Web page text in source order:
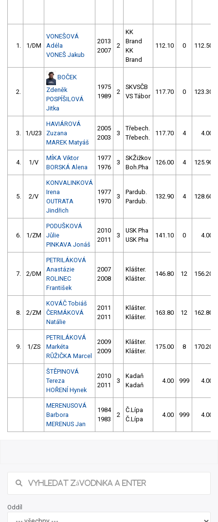
1. 1/DM
VONEŠOVÁ
Adéla
VONEŠ Jakub
2013
2007
2
KK
Brand
KK
Brand
112.10 0 112.50
2.
BOČEK
Zdeněk
POSPÍŠILOVÁ
Jitka
1975
1989
2
SKVSČB
VS Tábor
117.70 0 123.30
3. 1/U23
HAVIÁROVÁ
Zuzana
MAREK Matyáš
2005
2003
3
Třebech.
Třebech.
117.70 4 4.00
4. 1/V
MÍKA Viktor
BORSKÁ Alena
1977
1976
3
SKŽižkov
Boh.Pha
126.00 4 125.90
5. 2/V
KONVALINKOVÁ
Irena
OUTRATA
Jindřich
1977
1970
3
Pardub.
Pardub.
132.90 4 128.60
6. 1/ZM
PODUŠKOVÁ
Jůlie
PINKAVA Jonáš
2010
2011
3
USK Pha
USK Pha
141.10 0 4.00
7. 2/DM
PETRILÁKOVÁ
Anastázie
ROLINEC
František
2007
2008
Klášter.
Klášter.
146.80 12 156.20
8. 2/ZM
KOVÁČ Tobiáš
ČERMÁKOVÁ
Natálie
2011
2011
Klášter.
Klášter.
163.80 12 162.80
9. 1/ZS
PETRILÁKOVÁ
Markéta
RŮŽIČKA Marcel
2009
2009
Klášter.
Klášter.
175.00 8 170.20
ŠTĚPINOVÁ
Tereza
HOŘENÍ Hynek
2010
2011
3
Kadaň
Kadaň
4.00 999 4.00
MERENUSOVÁ
Barbora
MERENUS Jan
1984
1983
2
Č.Lípa
Č.Lípa
4.00 999 4.00
Oddíl